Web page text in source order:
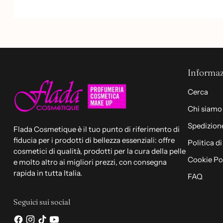
Flada Cosmetique è il tuo punto di riferimento di
fiducia per i prodotti di bellezza essenziali: offre
cosmetici di qualità, prodotti per la cura della pelle
e molto altro ai migliori prezzi, con consegna
rapida in tutta Italia.
Seguici sui social
Cerca
Chi siamo
Politica
Cookie
FAQ